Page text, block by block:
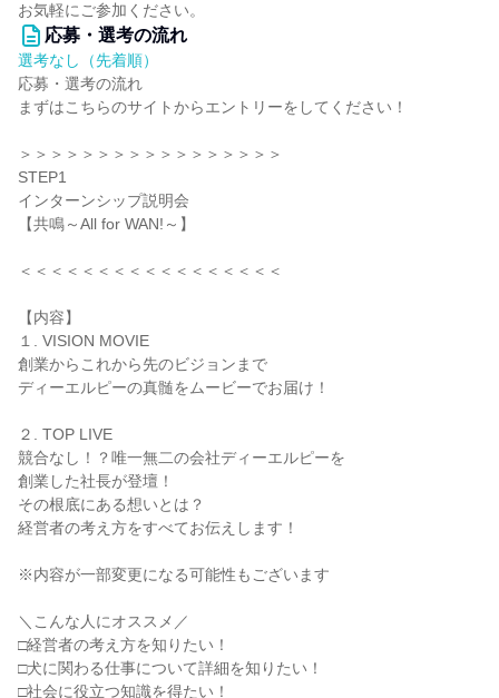
お気軽にご参加ください。
応募・選考の流れ
選考なし（先着順）
応募・選考の流れ
まずはこちらのサイトからエントリーをしてください！
＞＞＞＞＞＞＞＞＞＞＞＞＞＞＞＞＞
STEP1
インターンシップ説明会
【共鳴～All for WAN!～】
＜＜＜＜＜＜＜＜＜＜＜＜＜＜＜＜＜
【内容】
１. VISION MOVIE
創業からこれから先のビジョンまで
ディーエルピーの真髄をムービーでお届け！
２. TOP LIVE
競合なし！？唯一無二の会社ディーエルピーを
創業した社長が登壇！
その根底にある想いとは？
経営者の考え方をすべてお伝えします！
※内容が一部変更になる可能性もございます
＼こんな人にオススメ／
□経営者の考え方を知りたい！
□犬に関わる仕事について詳細を知りたい！
□社会に役立つ知識を得たい！